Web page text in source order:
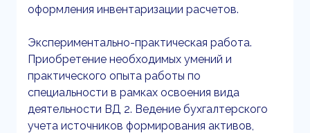
оформления инвентаризации расчетов.
Экспериментально-практическая работа.
Приобретение необходимых умений и
практического опыта работы по
специальности в рамках освоения вида
деятельности ВД 2. Ведение бухгалтерского
учета источников формирования активов,